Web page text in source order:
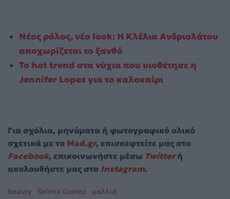
Νέος ρόλος, νέο look: Η Κλέλια Ανδριολάτου
αποχωρίζεται το ξανθό
Το hot trend στα νύχια που υιοθέτησε η
Jennifer Lopez για το καλοκαίρι
Για σχόλια, μηνύματα ή φωτογραφικό υλικό
σχετικά με το Mad.gr, επισκεφτείτε μας στο
Facebook, επικοινωνήστε μέσω Twitterή
ακολουθήστε μας στο Instagram.
beauty Selena Gomez μαλλιά